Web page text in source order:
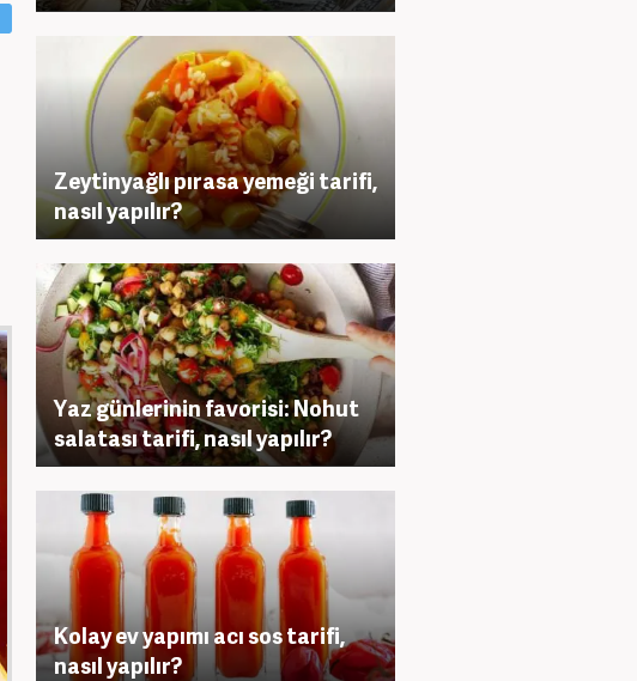
Zeytinyağlı pırasa yemeği tarifi,
nasıl yapılır?
Yaz günlerinin favorisi: Nohut
salatası tarifi, nasıl yapılır?
Kolay ev yapımı acı sos tarifi,
nasıl yapılır?